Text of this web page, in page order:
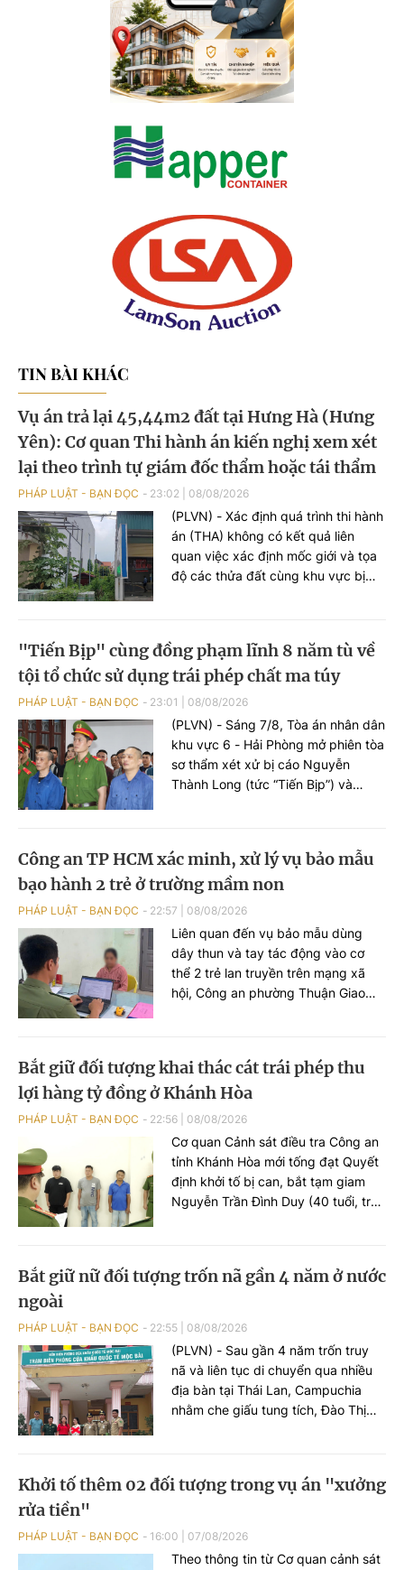
TIN BÀI KHÁC
Vụ án trả lại 45,44m2 đất tại Hưng Hà (Hưng
Yên): Cơ quan Thi hành án kiến nghị xem xét
lại theo trình tự giám đốc thẩm hoặc tái thẩm
PHÁP LUẬT - BẠN ĐỌC 23:02 08/08/2026
(PLVN) - Xác định quá trình thi hành
án (THA) không có kết quả liên
quan việc xác định mốc giới và tọa
độ các thửa đất cùng khu vực bị
giám đốc thẩm hoặc tái thẩm.
"Tiến Bịp" cùng đồng phạm lĩnh 8 năm tù về
tội tổ chức sử dụng trái phép chất ma túy
PHÁP LUẬT - BẠN ĐỌC 23:01 08/08/2026
(PLVN) - Sáng 7/8, Tòa án nhân dân
khu vực 6 - Hải Phòng mở phiên tòa
sơ thẩm xét xử bị cáo Nguyễn
Thành Long (tức “Tiến Bịp”) và
Công an TP HCM xác minh, xử lý vụ bảo mẫu
bạo hành 2 trẻ ở trường mầm non
PHÁP LUẬT - BẠN ĐỌC 22:57 08/08/2026
Liên quan đến vụ bảo mẫu dùng
dây thun và tay tác động vào cơ
thể 2 trẻ lan truyền trên mạng xã
hội, Công an phường Thuận Giao
Bắt giữ đối tượng khai thác cát trái phép thu
lợi hàng tỷ đồng ở Khánh Hòa
PHÁP LUẬT - BẠN ĐỌC 22:56 08/08/2026
Cơ quan Cảnh sát điều tra Công an
tỉnh Khánh Hòa mới tống đạt Quyết
định khởi tố bị can, bắt tạm giam
Nguyễn Trần Đình Duy (40 tuổi, trú
sự.
Bắt giữ nữ đối tượng trốn nã gần 4 năm ở nước
ngoài
PHÁP LUẬT - BẠN ĐỌC 22:55 08/08/2026
(PLVN) - Sau gần 4 năm trốn truy
nã và liên tục di chuyển qua nhiều
địa bàn tại Thái Lan, Campuchia
nhằm che giấu tung tích, Đào Thị
Khởi tố thêm 02 đối tượng trong vụ án "xưởng
rửa tiền"
PHÁP LUẬT - BẠN ĐỌC 16:00 07/08/2026
Theo thông tin từ Cơ quan cảnh sát